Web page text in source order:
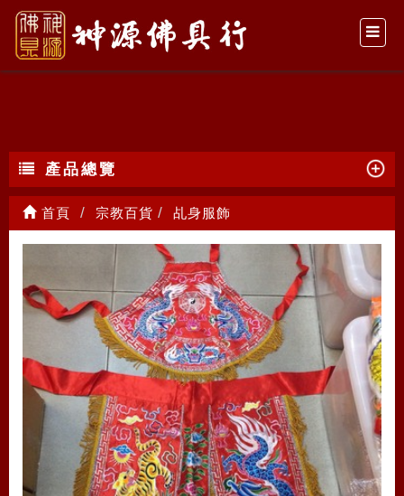
乩身服飾
產品總覽
首頁 宗教百貨 乩身服飾